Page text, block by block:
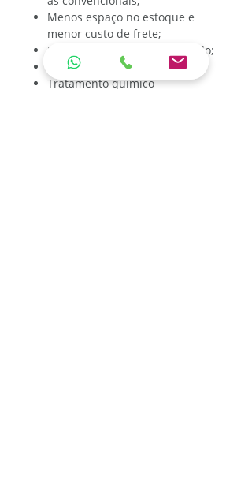
Menos espaço no estoque e
menor custo de frete;
Fácil de transportar em veículo;
Fácil de expor no Show room;
Tratamento químico